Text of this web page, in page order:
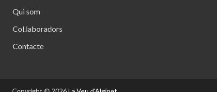
Qui som
Col.laboradors
Contacte